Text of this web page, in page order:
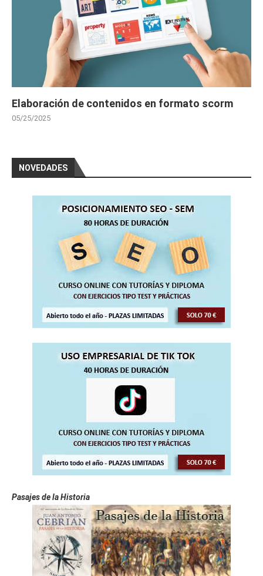
Elaboración de contenidos en formato scorm
05/25/2025
NOVEDADES
Pasajes de la Historia